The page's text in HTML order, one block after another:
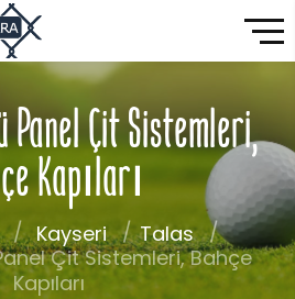
Panel Çit Sistemleri,
Kapıları
Kayseri
Talas
Çit Sistemleri, Bahçe
Kapıları